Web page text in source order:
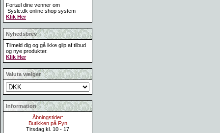
Fortæl dine venner om
Sysle.dk online shop system
Klik Her
Nyhedsbrev
Tilmeld dig og gå ikke glip af tilbud
og nye produkter.
Klik Her
Valuta vælger
Information
Åbningstider:
Butikken på Fyn
Tirsdag kl. 10 - 17